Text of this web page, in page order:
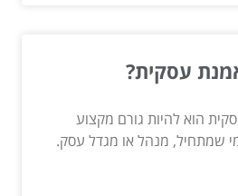
עסקית?
הוא להיות גורם מקצוע
שמתחיל, מנהל או מגדל עסק.